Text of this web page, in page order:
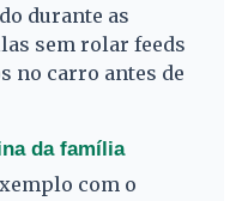
durante as
sem rolar feeds
no carro antes de
da família
com o